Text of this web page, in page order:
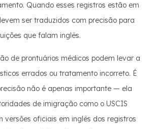
Quando esses registros estão em
ser traduzidos com precisão para
que falam inglês.
de prontuários médicos podem levar a
errados ou tratamento incorreto. É
não é apenas importante — ela
de imigração como o USCIS
versões oficiais em inglês dos registros